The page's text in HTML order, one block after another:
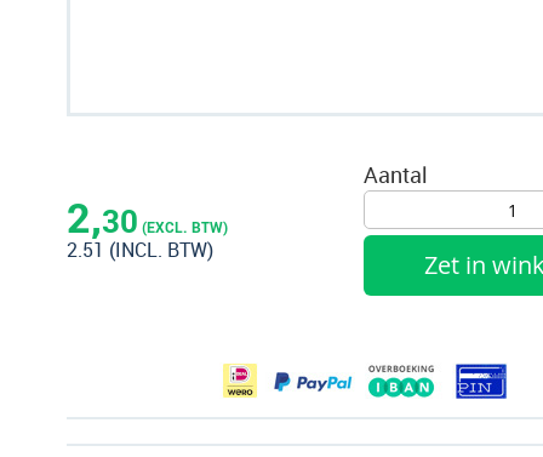
2,30 (EXCL. BTW)
2.51 (INCL. BTW)
Aantal
Zet in
het
begin
van